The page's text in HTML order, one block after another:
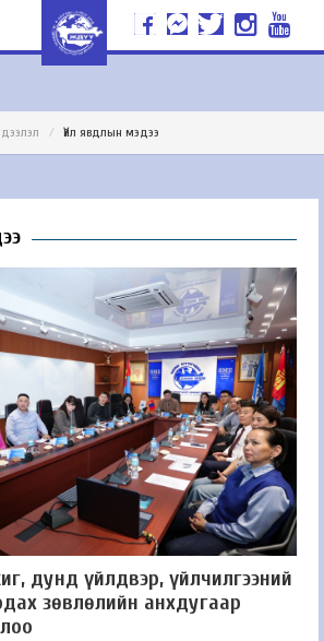
Үйл явдлын мэдээ
дунд үйлдвэр, үйлчилгээний
зөвлөлийн анхдугаар